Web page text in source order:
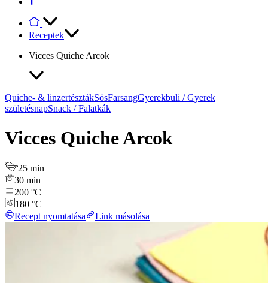
Receptek
Vicces Quiche Arcok
Quiche- & linzertésztákSósFarsangGyerekbuli / Gyerek
születésnapSnack / Falatkák
Vicces Quiche Arcok
25 min
30 min
200 °C
180 °C
Recept nyomtatása
Link másolása